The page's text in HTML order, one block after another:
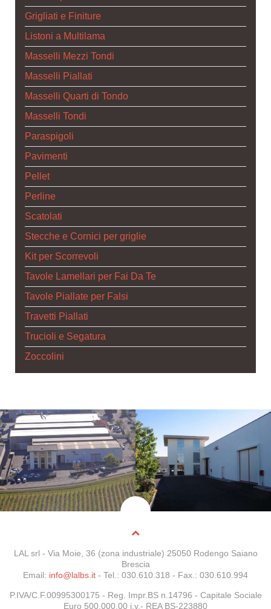
Grigliati e Finiture
Listoni a Multilama
Masselli Mezzi Tondi
Masselli Piallati
Masselli Quarti di Tondo
Masselli Tondi
Paraspigoli
Pavimenti
Pellet
Perline
Scatolati
Stecche e Cornici per griglie
Kit per Scorrevoli
Tavole Lamellari per Fai Da Te
Tavole Piallate per Falsi
Travetti Piallati
Trucioli e Segatura
Zoccolini
LAL srl - Via Moie, 36 (zona industriale) 25050 Rodengo Saiano
Brescia
Email: info@lalbs.it - Tel.: 030.610.318 - Fax.: 030.610.994
P.IVA/C.F.00995300175 - Reg. Impr.BS n.14796 - Capitale Sociale
Euro 500.000,00 i.v.- REA BS-223880